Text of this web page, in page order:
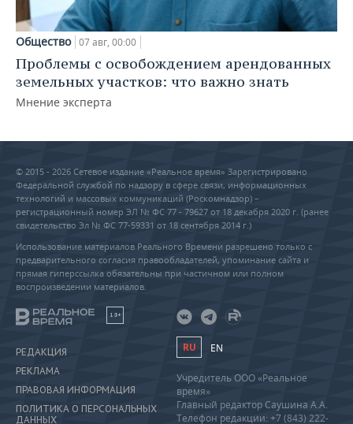
Общество 07 авг, 00:00
Проблемы с освобождением арендованных
земельных участков: что важно знать
Мнение эксперта
© 2015 - 2026 Сетевое издание «Реальное время» Зарегистрировано
Федеральной службой по надзору в сфере связи, информационных
технологий и массовых коммуникаций (Роскомнадзор) –
регистрационный номер ЭЛ № ФС 77 - 79627 от 18 декабря 2020 г. (ранее
свидетельство Эл № ФС 77-59331 от 18 сентября 2014 г.)
Использование материалов Реального Времени разрешено только с
предварительного согласия правообладателей, упоминание сайта и
прямая гиперссылка обязательны при частичном или полном
воспроизведении материалов.
18+
РЕДАКЦИЯ
РЕКЛАМА
ПРАВОВАЯ ИНФОРМАЦИЯ
ПОЛИТИКА О ПЕРСОНАЛЬНЫХ
ДАННЫХ
RU EN
Учредитель ООО «Реальное
время»
Главный редактор Саушина А.А.
Телефон редакции: +7 (843) 222-